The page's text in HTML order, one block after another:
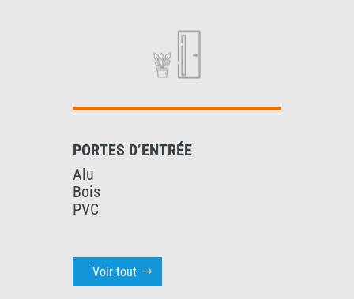
PORTES D’ENTRÉE
Alu
Bois
PVC
Voir tout